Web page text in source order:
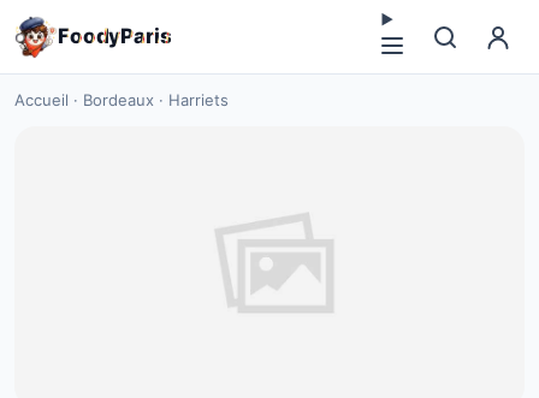
FoodyParis
Accueil · Bordeaux · Harriets